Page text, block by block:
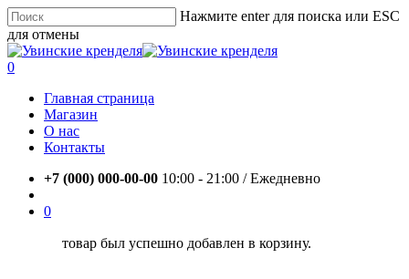
Skip
to
main
content
Нажмите enter для поиска или ESC
для отмены
Close
Search
account
0
Главная страница
Магазин
О нас
Контакты
+7 (000) 000-00-00 10:00 - 21:00 / Eжедневно
0
товар был успешно добавлен в корзину.